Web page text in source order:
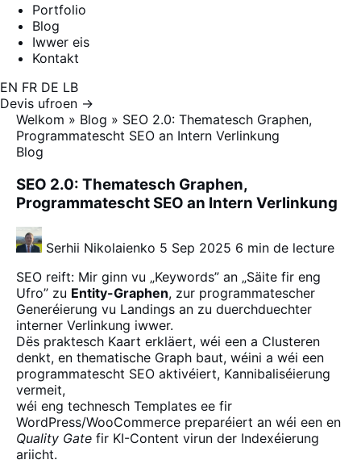
Portfolio
Blog
Iwwer eis
Kontakt
EN FR DE LB
Devis ufroen →
Welkom » Blog » SEO 2.0: Thematesch Graphen,
Programmatescht SEO an Intern Verlinkung
Blog
SEO 2.0: Thematesch Graphen,
Programmatescht SEO an Intern Verlinkung
Serhii Nikolaienko 5 Sep 2025 6 min de lecture
SEO reift: Mir ginn vu „Keywords” an „Säite fir eng
Ufro” zu Entity-Graphen, zur programmatescher
Generéierung vu Landings an zu duerchduechter
interner Verlinkung iwwer.
Dës praktesch Kaart erkläert, wéi een a Clusteren
denkt, en thematische Graph baut, wéini a wéi een
programmatescht SEO aktivéiert, Kannibaliséierung
vermeit,
wéi eng technesch Templates ee fir
WordPress/WooCommerce preparéiert an wéi een en
Quality Gate fir KI-Content virun der Indexéierung
ariicht.